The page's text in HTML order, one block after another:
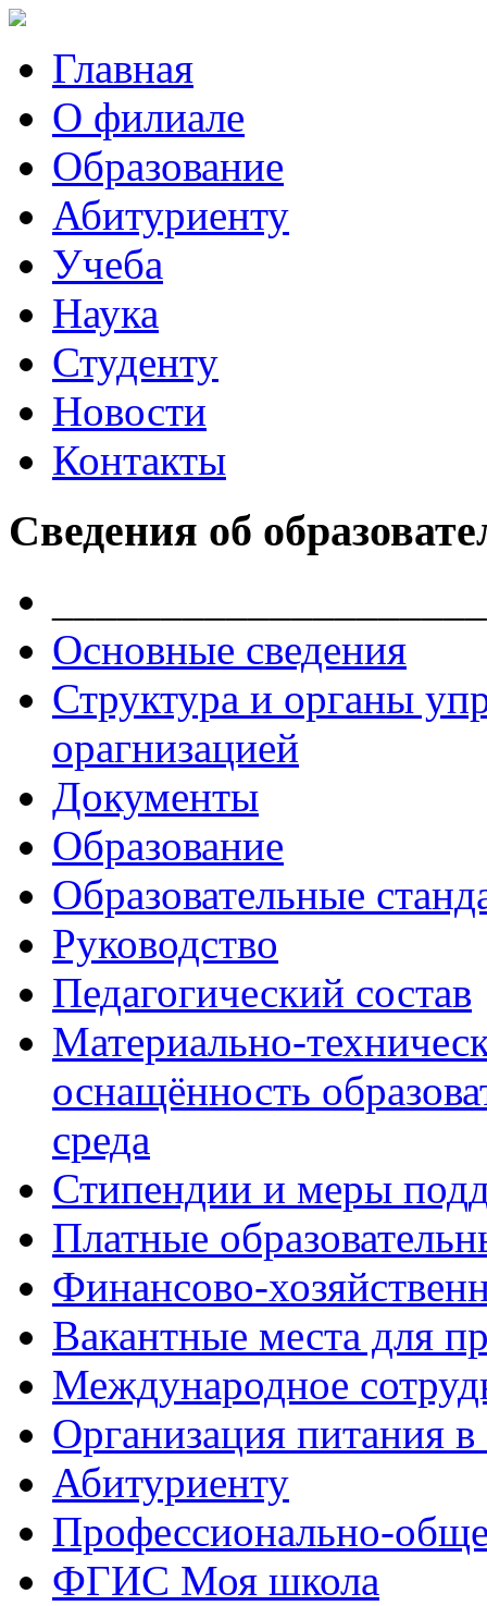
Главная
О филиале
Образование
Абитуриенту
Учеба
Наука
Студенту
Новости
Контакты
Сведения об
Основные сведения
Структура и органы
орагнизацией
Документы
Образование
Образовательные
Руководство
Педагогический состав
Материально-
оснащённость
среда
Стипендии и меры
Платные
Финансово-
Вакантные места для
Международное
Организация питания в
Абитуриенту
Профессионально-
ФГИС Моя школа